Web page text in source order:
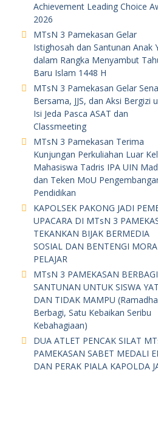
Achievement Leading Choice
2026
MTsN 3 Pamekasan Gelar
Istighosah dan Santunan Anak
dalam Rangka Menyambut
Baru Islam 1448 H
MTsN 3 Pamekasan Gelar
Bersama, JJS, dan Aksi Bergizi
Isi Jeda Pasca ASAT dan
Classmeeting
MTsN 3 Pamekasan Terima
Kunjungan Perkuliahan Luar
Mahasiswa Tadris IPA UIN
dan Teken MoU
Pendidikan
KAPOLSEK PAKONG JADI
UPACARA DI MTsN 3
TEKANKAN BIJAK BERMEDIA
SOSIAL DAN BENTENGI
PELAJAR
MTsN 3 PAMEKASAN BERBAGI
SANTUNAN UNTUK SISWA
DAN TIDAK MAMPU
Berbagi, Satu Kebaikan Seribu
Kebahagiaan)
DUA ATLET PENCAK SILAT
PAMEKASAN SABET MEDALI
DAN PERAK PIALA KAPOLDA